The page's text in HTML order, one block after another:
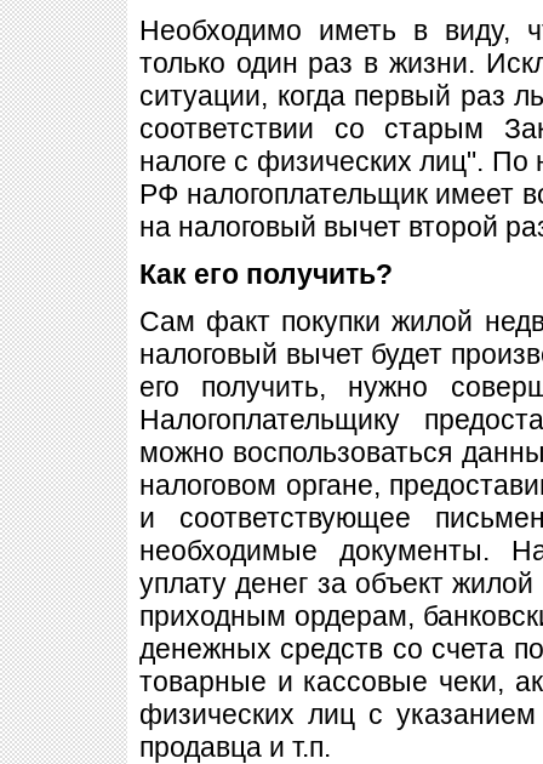
Необходимо иметь в виду,
только один раз в жизни.
ситуации, когда первый раз
соответствии со старым
налоге с физических лиц". По
РФ налогоплательщик имеет
на налоговый вычет второй
Как его получить?
Сам факт покупки жилой
налоговый вычет будет
его получить, нужно
Налогоплательщику
можно воспользоваться
налоговом органе,
и соответствующее
необходимые документы.
уплату денег за объект
приходным ордерам,
денежных средств со счета
товарные и кассовые чеки,
физических лиц с
продавца и т.п.